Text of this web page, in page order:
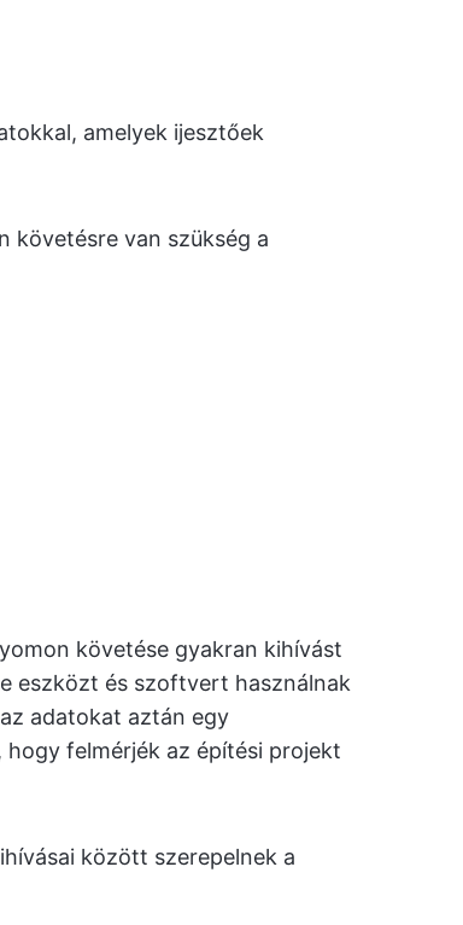
amelyek ijesztőek
követésre van szükség a
követése gyakran kihívást
eszközt és szoftvert használnak
adatokat aztán egy
felmérjék az építési projekt
között szerepelnek a